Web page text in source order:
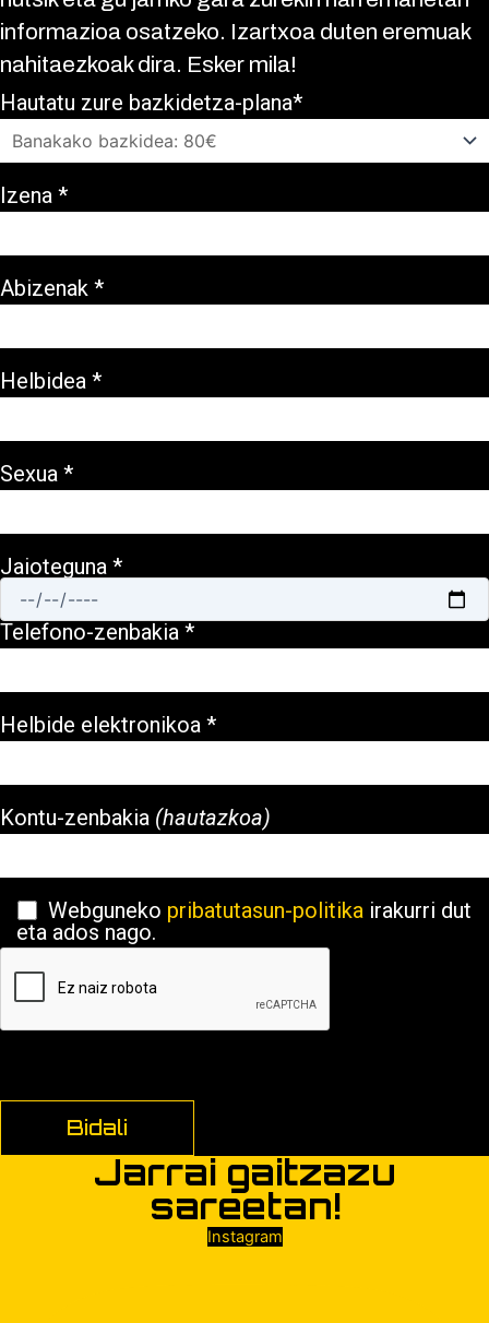
informazioa osatzeko. Izartxoa duten eremuak
nahitaezkoak dira. Esker mila!
Hautatu zure bazkidetza-plana*
Izena *
Abizenak *
Helbidea *
Sexua *
Jaioteguna *
Telefono-zenbakia *
Helbide elektronikoa *
Kontu-zenbakia (hautazkoa)
Webguneko pribatutasun-politika irakurri dut
eta ados nago.
Jarrai gaitzazu
sareetan!
Instagram